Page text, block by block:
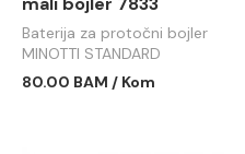
Baterija za protočni bojler
MINOTTI STANDARD
80.00 BAM / Kom